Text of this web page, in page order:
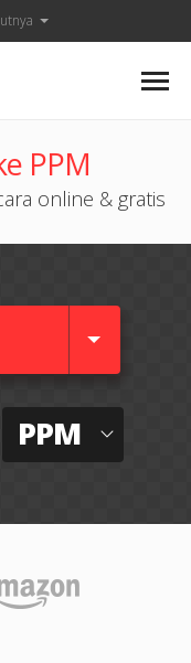
PPM
online & gratis
PPM